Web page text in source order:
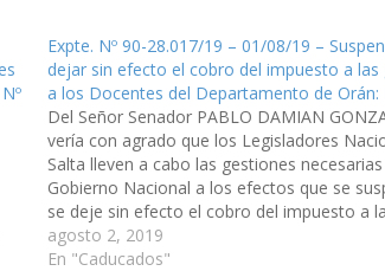
Expte. Nº 90-28.017/19 – 01/08/19 –
dejar sin efecto el cobro del impuesto a las
a los Docentes del Departamento de Orán:
Del Señor Senador PABLO DAMIAN
vería con agrado que los Legisladores
Salta lleven a cabo las gestiones
Gobierno Nacional a los efectos que se
se deje sin efecto el cobro del impuesto a
ganancias a los Docentes del Departamento
(Expte.…
agosto 2, 2019
En "Caducados"